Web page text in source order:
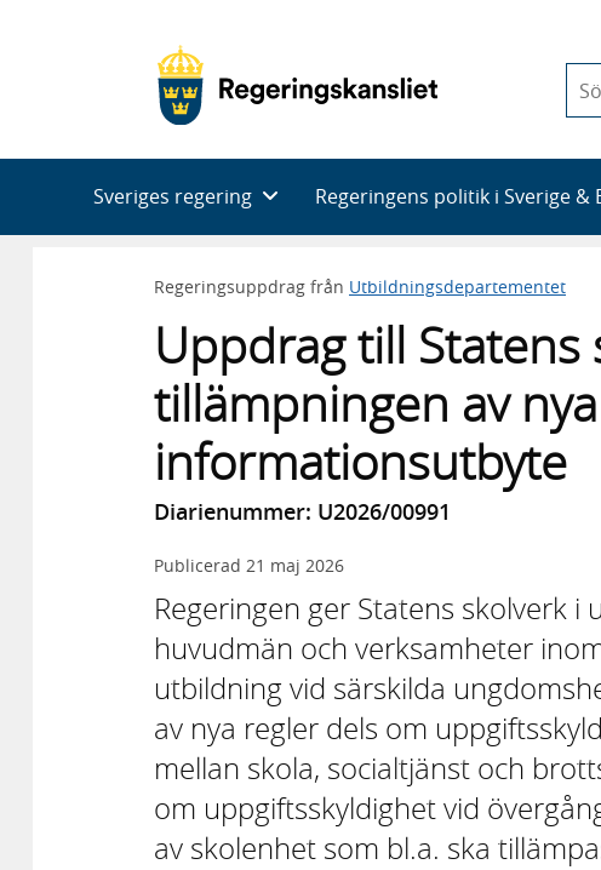
du
en
med
Sveriges regering Regeringens politik i Sverige &
Regeringsuppdrag från Utbildningsdepartementet
Uppdrag till Statens
tillämpningen av
informationsutbyte
Diarienummer: U2026/00991
Publicerad 21 maj 2026
Regeringen ger Statens skolverk i
huvudmän och verksamheter
utbildning vid särskilda
av nya regler dels om
mellan skola, socialtjänst och
om uppgiftsskyldighet vid
av skolenhet som bl.a. ska